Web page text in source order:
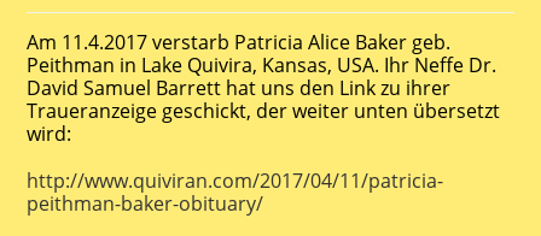
Am 11.4.2017 verstarb Patricia Alice Baker geb.
Peithman in Lake Quivira, Kansas, USA. Ihr Neffe Dr.
David Samuel Barrett hat uns den Link zu ihrer
Traueranzeige geschickt, der weiter unten übersetzt
wird:
http://www.quiviran.com/2017/04/11/patricia-
peithman-baker-obituary/